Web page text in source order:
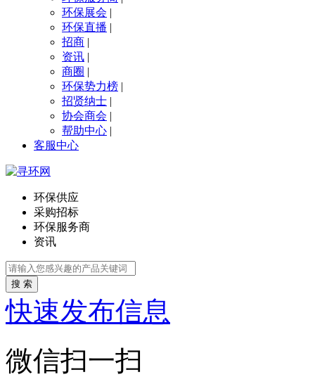
环保展会 |
环保直播 |
招商 |
资讯 |
商圈 |
环保势力榜 |
招贤纳士 |
协会商会 |
帮助中心 |
客服中心
环保供应
采购招标
环保服务商
资讯
搜 索
快速发布信息
微信扫一扫